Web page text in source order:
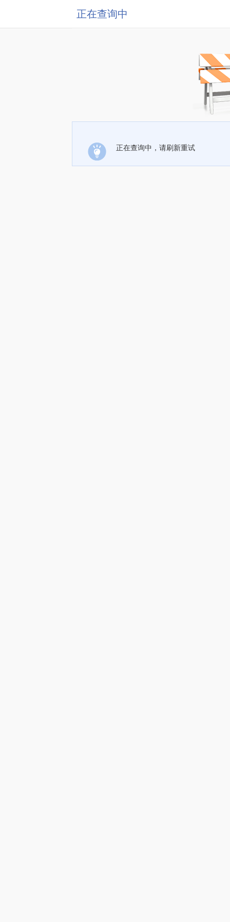
正在查询中
正在查询中，请刷新重试